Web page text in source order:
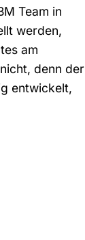
Team in
werden,
am
denn der
entwickelt,